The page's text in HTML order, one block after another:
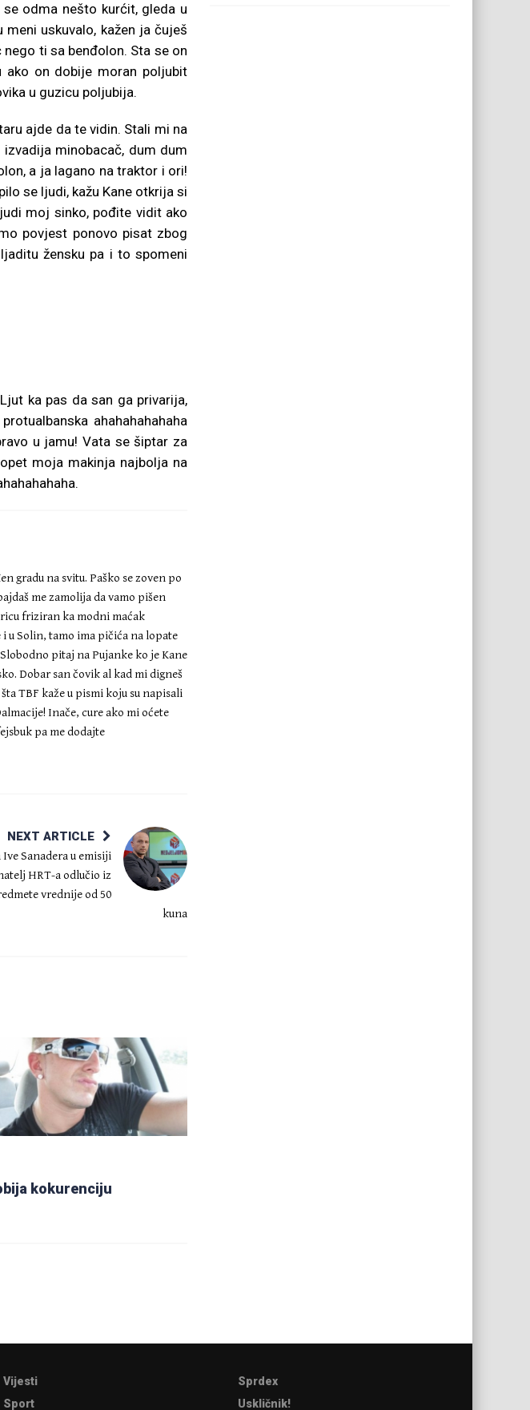
odma nešto kurćit, gleda u
uskuvalo, kažen ja čuješ
ti sa benđolon. Sta se on
ako on dobije moran poljubit
u guzicu poljubija.
ajde da te vidin. Stali mi na
minobacač, dum dum
a ja lagano na traktor i ori!
se ljudi, kažu Kane otkrija si
moj sinko, pođite vidit ako
povjest ponovo pisat zbog
žensku pa i to spomeni
ka pas da san ga privarija,
ahahahahahaha
u jamu! Vata se šiptar za
moja makinja najbolja na
gradu na svitu. Paško se zoven po
me zamolija da vamo pišen
friziran ka modni maćak
u Solin, tamo ima pičića na lopate
pitaj na Pujanke ko je Kane
Dobar san čovik al kad mi digneš
TBF kaže u pismi koju su napisali
Inače, cure ako mi oćete
pa me dodajte
NEXT ARTICLE
Sanadera u emisiji
HRT-a odlučio iz
vrednije od 50
kuna
kokurenciju
Vijesti
Sport
Sprdex
Uskličnik!